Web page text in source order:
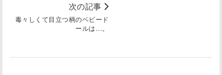
次の記事
毒々しくて目立つ柄のベビード
ールは…。